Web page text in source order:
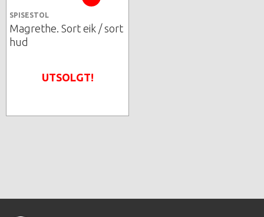
SPISESTOL
Magrethe. Sort eik / sort
hud
UTSOLGT!